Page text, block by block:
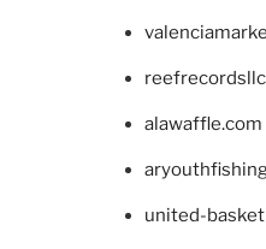
alawaffle.com
united-